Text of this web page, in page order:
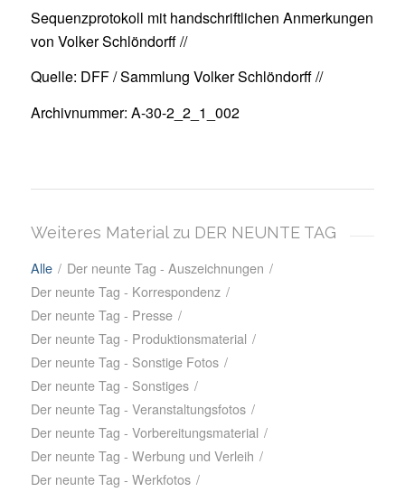
Sequenzprotokoll mit handschriftlichen Anmerkungen
von Volker Schlöndorff //
Quelle: DFF / Sammlung Volker Schlöndorff //
Archivnummer: A-30-2_2_1_002
Weiteres Material zu DER NEUNTE TAG
Alle / Der neunte Tag - Auszeichnungen /
Der neunte Tag - Korrespondenz /
Der neunte Tag - Presse /
Der neunte Tag - Produktionsmaterial /
Der neunte Tag - Sonstige Fotos /
Der neunte Tag - Sonstiges /
Der neunte Tag - Veranstaltungsfotos /
Der neunte Tag - Vorbereitungsmaterial /
Der neunte Tag - Werbung und Verleih /
Der neunte Tag - Werkfotos /